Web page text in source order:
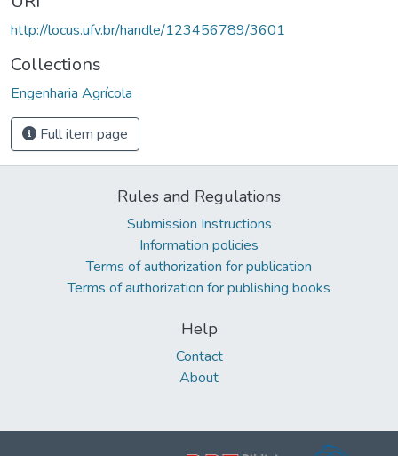
http://locus.ufv.br/handle/123456789/3601
Collections
Engenharia Agrícola
Full item page
Rules and Regulations
Submission Instructions
Information policies
Terms of authorization for publication
Terms of authorization for publishing books
Help
Contact
About